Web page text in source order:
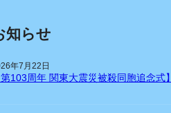
知らせ
年7月22日
第103周年 関東大震災被殺同胞追念式】